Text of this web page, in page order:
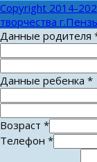
Copyright 2014-
творчества
Данные родителя
Данные ребенка *
Возраст *
Телефон *